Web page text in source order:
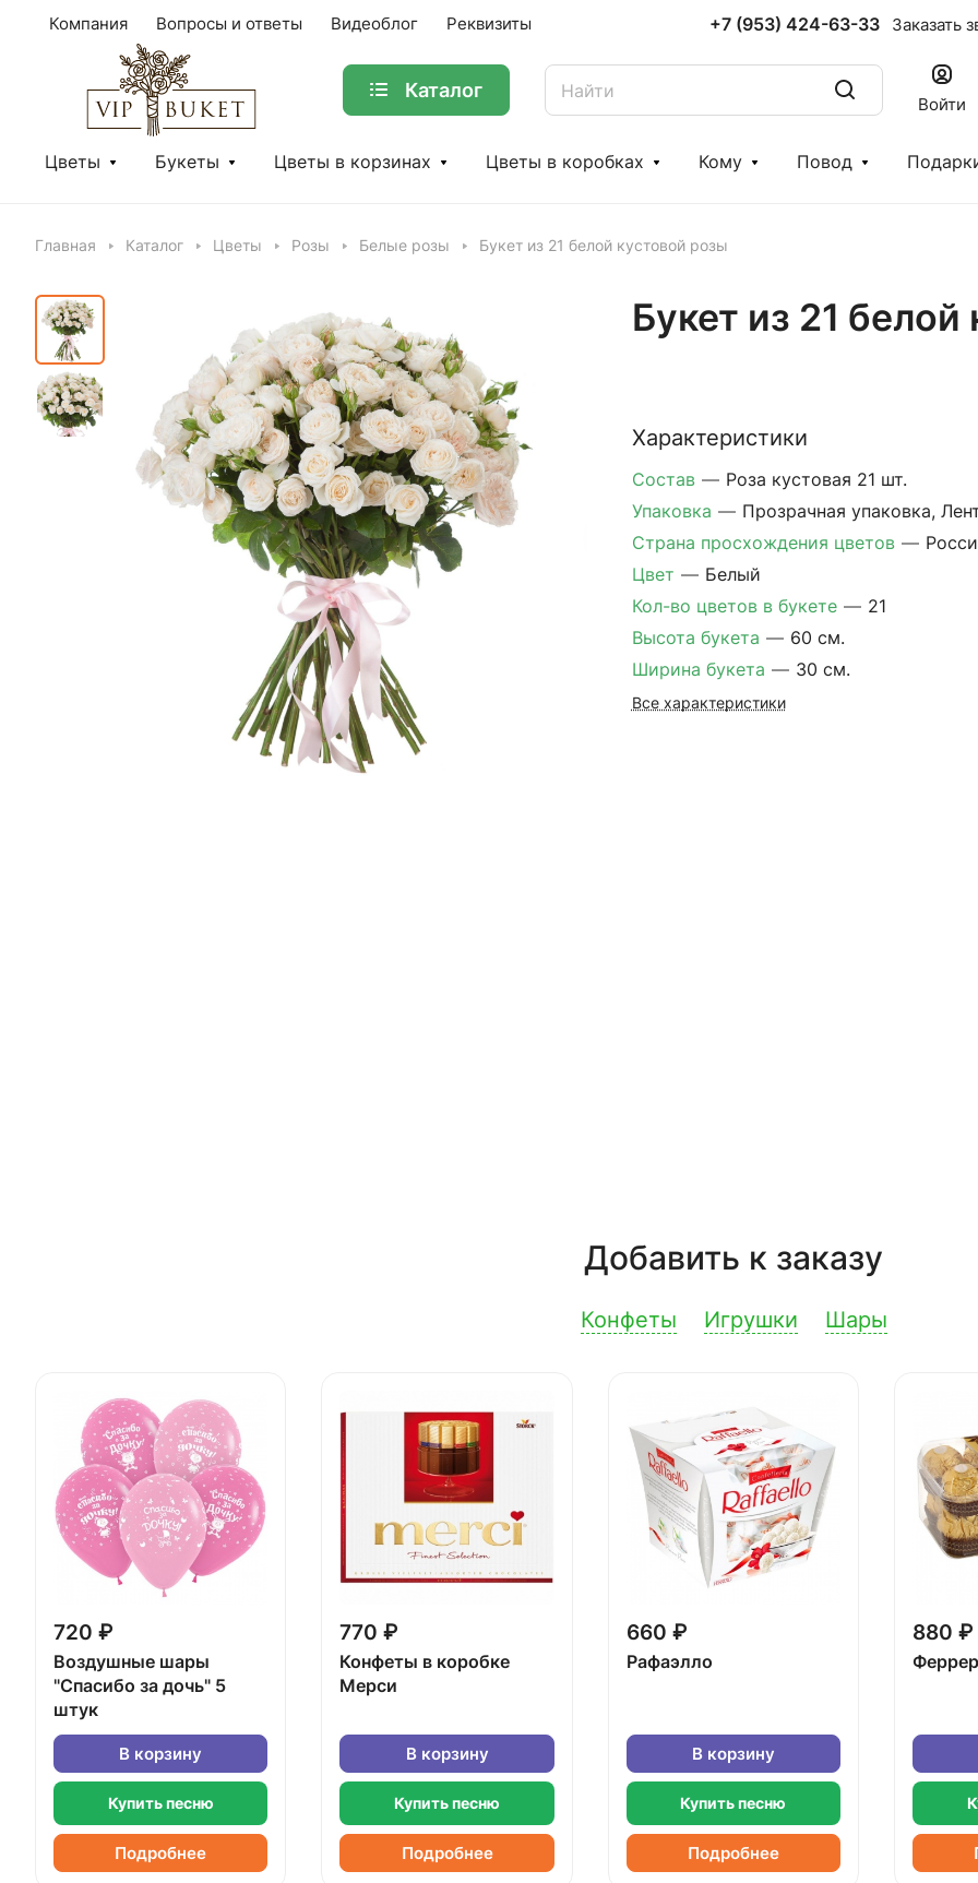
Компания Вопросы и ответы Видеоблог Реквизиты +7 (953) 424-63-33 Заказать
Каталог
Войти
Цветы Букеты Цветы в корзинах Цветы в коробках Кому Повод
Главная Каталог Цветы Розы Белые розы Букет из 21 белой кустовой розы
Букет из 21
Характеристики
Состав — Роза кустовая 21 шт.
Упаковка — Прозрачная упаковка,
Страна просхождения цветов —
Цвет — Белый
Кол-во цветов в букете — 21
Высота букета — 60 см.
Ширина букета — 30 см.
Все характеристики
Добавить к заказу
Конфеты Игрушки Шары
720 ₽
Воздушные шары
"Спасибо за дочь" 5
штук
В корзину
Купить песню
Подробнее
770 ₽
Конфеты в коробке
Мерси
В корзину
Купить песню
Подробнее
660 ₽
Рафаэлло
В корзину
Купить песню
Подробнее
880 ₽